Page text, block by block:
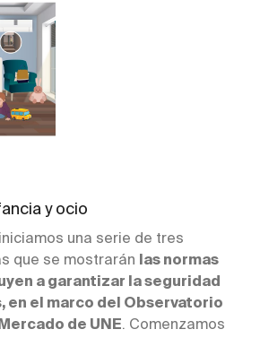
y ocio
una serie de tres
que se mostrarán
las normas
a garantizar la seguridad
en el marco del Observatorio
de UNE. Comenzamos